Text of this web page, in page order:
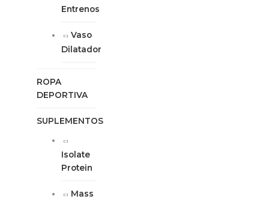
Entrenos
Vaso
Dilatador
ROPA
DEPORTIVA
SUPLEMENTOS
Isolate
Protein
Mass